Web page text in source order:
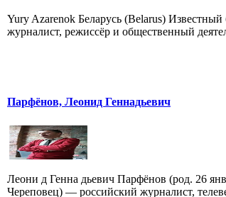
Yury Azarenok Беларусь (Belarus) Известный
журналист, режиссёр и общественный
Парфёнов, Леонид Геннадьевич
Леони д Генна дьевич Парфёнов (род. 26
Череповец) — российский журналист,